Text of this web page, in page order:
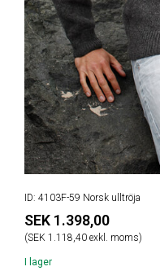
ID: 4103F-59 Norsk ulltröja
SEK 1.398,00
(SEK 1.118,40 exkl. moms)
I lager